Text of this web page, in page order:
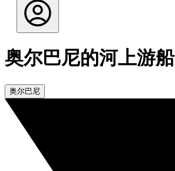
奥尔巴尼的河上游船
奥尔巴尼